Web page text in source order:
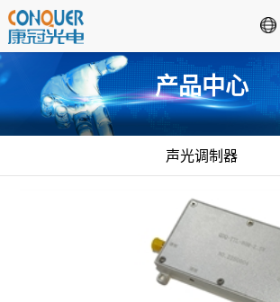
产品中心
声光调制器